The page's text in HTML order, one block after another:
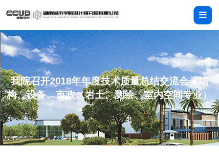
我院召开2018年年度技术质量总结交流会（结
构、设备、市政、岩土、测绘、室内空间专业）